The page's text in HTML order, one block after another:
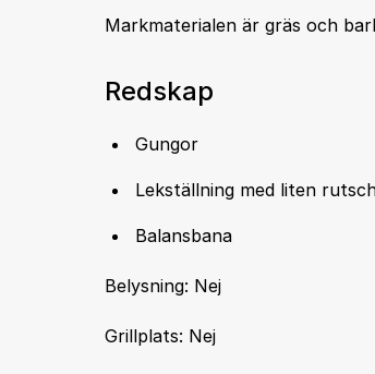
Markmaterialen är gräs och
Redskap
Gungor
Lekställning med liten
Balansbana
Belysning: Nej
Grillplats: Nej